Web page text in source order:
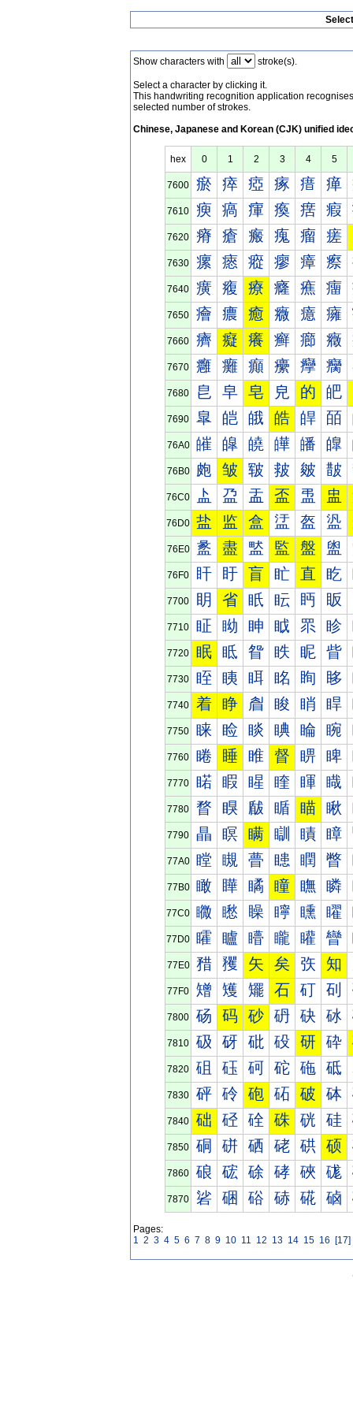
Show characters with stroke(s).
Select a character by clicking it.
This handwriting recognition application
selected number of strokes.
Chinese, Japanese and Korean (CJK) unified
hex 0 1 2 3 4 5
7600 瘀 瘁 瘂 瘃 瘄 瘅
7610 瘐 瘑 瘒 瘓 瘔 瘕
7620 瘠 瘡 瘢 瘣 瘤 瘥
7630 瘰 瘱 瘲 瘳 瘴 瘵
7640 癀 癁 療 癃 癄 癅
7650 癐 癑 癒 癓 癔 癕
7660 癠 癡 癢 癣 癤 癥
7670 癰 癱 癲 癳 癴 癵
7680 皀 皁 皂 皃 的 皅
7690 皐 皑 皒 皓 皔 皕
76A0 皠 皡 皢 皣 皤 皥
76B0 皰 皱 皲 皳 皴 皵
76C0 盀 盁 盂 盃 盄 盅
76D0 盐 监 盒 盓 盔 盕
76E0 盠 盡 盢 監 盤 盥
76F0 盰 盱 盲 盳 直 盵
7700 眀 省 眂 眃 眄 眅
7710 眐 眑 眒 眓 眔 眕
7720 眠 眡 眢 眣 眤 眥
7730 眰 眱 眲 眳 眴 眵
7740 着 睁 睂 睃 睄 睅
7750 睐 睑 睒 睓 睔 睕
7760 睠 睡 睢 督 睤 睥
7770 睰 睱 睲 睳 睴 睵
7780 瞀 瞁 瞂 瞃 瞄 瞅
7790 瞐 瞑 瞒 瞓 瞔 瞕
77A0 瞠 瞡 瞢 瞣 瞤 瞥
77B0 瞰 瞱 瞲 瞳 瞴 瞵
77C0 矀 矁 矂 矃 矄 矅
77D0 矐 矑 矒 矓 矔 矕
77E0 矠 矡 矢 矣 矤 知
77F0 矰 矱 矲 石 矴 矵
7800 砀 码 砂 砃 砄 砅
7810 砐 砑 砒 砓 研 砕
7820 砠 砡 砢 砣 砤 砥
7830 砰 砱 砲 砳 破 砵
7840 础 硁 硂 硃 硄 硅
7850 硐 硑 硒 硓 硔 硕
7860 硠 硡 硢 硣 硤 硥
7870 硰 硱 硲 硳 硴 硵
Pages:
1 2 3 4 5 6 7 8 9 10 11 12 13 14 15 16 [17]